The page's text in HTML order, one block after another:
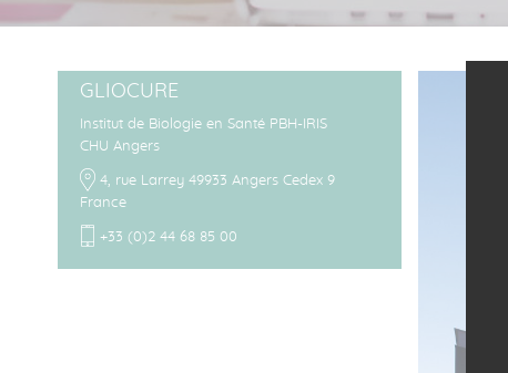
GLIOCURE
Institut de Biologie en Santé PBH-IRIS
CHU Angers
4, rue Larrey 49933 Angers Cedex 9
France
+33 (0)2 44 68 85 00